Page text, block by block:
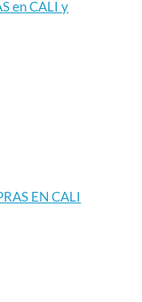
en CALI y
EN CALI